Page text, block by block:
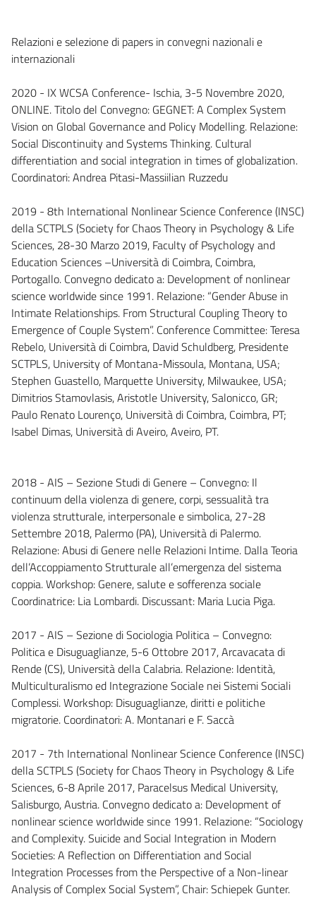
Relazioni e selezione di papers in convegni nazionali e
internazionali
2020 - IX WCSA Conference- Ischia, 3-5 Novembre 2020,
ONLINE. Titolo del Convegno: GEGNET: A Complex System
Vision on Global Governance and Policy Modelling. Relazione:
Social Discontinuity and Systems Thinking. Cultural
differentiation and social integration in times of globalization.
Coordinatori: Andrea Pitasi-Massiilian Ruzzedu
2019 - 8th International Nonlinear Science Conference (INSC)
della SCTPLS (Society for Chaos Theory in Psychology & Life
Sciences, 28-30 Marzo 2019, Faculty of Psychology and
Education Sciences –Università di Coimbra, Coimbra,
Portogallo. Convegno dedicato a: Development of nonlinear
science worldwide since 1991. Relazione: “Gender Abuse in
Intimate Relationships. From Structural Coupling Theory to
Emergence of Couple System”. Conference Committee: Teresa
Rebelo, Università di Coimbra, David Schuldberg, Presidente
SCTPLS, University of Montana-Missoula, Montana, USA;
Stephen Guastello, Marquette University, Milwaukee, USA;
Dimitrios Stamovlasis, Aristotle University, Salonicco, GR;
Paulo Renato Lourenço, Università di Coimbra, Coimbra, PT;
Isabel Dimas, Università di Aveiro, Aveiro, PT.
2018 - AIS – Sezione Studi di Genere – Convegno: Il
continuum della violenza di genere, corpi, sessualità tra
violenza strutturale, interpersonale e simbolica, 27-28
Settembre 2018, Palermo (PA), Università di Palermo.
Relazione: Abusi di Genere nelle Relazioni Intime. Dalla Teoria
dell’Accoppiamento Strutturale all’emergenza del sistema
coppia. Workshop: Genere, salute e sofferenza sociale
Coordinatrice: Lia Lombardi. Discussant: Maria Lucia Piga.
2017 - AIS – Sezione di Sociologia Politica – Convegno:
Politica e Disuguaglianze, 5-6 Ottobre 2017, Arcavacata di
Rende (CS), Università della Calabria. Relazione: Identità,
Multiculturalismo ed Integrazione Sociale nei Sistemi Sociali
Complessi. Workshop: Disuguaglianze, diritti e politiche
migratorie. Coordinatori: A. Montanari e F. Saccà
2017 - 7th International Nonlinear Science Conference (INSC)
della SCTPLS (Society for Chaos Theory in Psychology & Life
Sciences, 6-8 Aprile 2017, Paracelsus Medical University,
Salisburgo, Austria. Convegno dedicato a: Development of
nonlinear science worldwide since 1991. Relazione: “Sociology
and Complexity. Suicide and Social Integration in Modern
Societies: A Reflection on Differentiation and Social
Integration Processes from the Perspective of a Non-linear
Analysis of Complex Social System”, Chair: Schiepek Gunter.